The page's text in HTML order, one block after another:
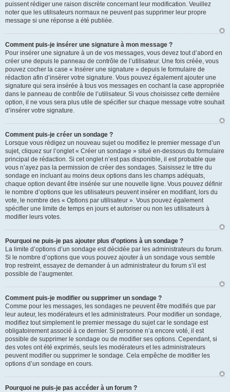
puissent rédiger une raison discrète concernant leur modification. Veuillez
noter que les utilisateurs normaux ne peuvent pas supprimer leur propre
message si une réponse a été publiée.
Comment puis-je insérer une signature à mon message ?
Pour insérer une signature à un de vos messages, vous devez tout d’abord en
créer une depuis le panneau de contrôle de l’utilisateur. Une fois créée, vous
pouvez cocher la case « Insérer une signature » depuis le formulaire de
rédaction afin d’insérer votre signature. Vous pouvez également ajouter une
signature qui sera insérée à tous vos messages en cochant la case appropriée
dans le panneau de contrôle de l’utilisateur. Si vous choisissez cette dernière
option, il ne vous sera plus utile de spécifier sur chaque message votre souhait
d’insérer votre signature.
Comment puis-je créer un sondage ?
Lorsque vous rédigez un nouveau sujet ou modifiez le premier message d’un
sujet, cliquez sur l’onglet « Créer un sondage » situé en-dessous du formulaire
principal de rédaction. Si cet onglet n’est pas disponible, il est probable que
vous n’ayez pas la permission de créer des sondages. Saisissez le titre du
sondage en incluant au moins deux options dans les champs adéquats,
chaque option devant être insérée sur une nouvelle ligne. Vous pouvez définir
le nombre d’options que les utilisateurs peuvent insérer en modifiant, lors du
vote, le nombre des « Options par utilisateur ». Vous pouvez également
spécifier une limite de temps en jours et autoriser ou non les utilisateurs à
modifier leurs votes.
Pourquoi ne puis-je pas ajouter plus d’options à un sondage ?
La limite d’options d’un sondage est décidée par les administrateurs du forum.
Si le nombre d’options que vous pouvez ajouter à un sondage vous semble
trop restreint, essayez de demander à un administrateur du forum s’il est
possible de l’augmenter.
Comment puis-je modifier ou supprimer un sondage ?
Comme pour les messages, les sondages ne peuvent être modifiés que par
leur auteur, les modérateurs et les administrateurs. Pour modifier un sondage,
modifiez tout simplement le premier message du sujet car le sondage est
obligatoirement associé à ce dernier. Si personne n’a encore voté, il est
possible de supprimer le sondage ou de modifier ses options. Cependant, si
des votes ont été exprimés, seuls les modérateurs et les administrateurs
peuvent modifier ou supprimer le sondage. Cela empêche de modifier les
options d’un sondage en cours.
Pourquoi ne puis-je pas accéder à un forum ?